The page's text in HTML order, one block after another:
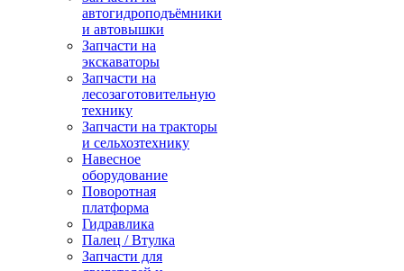
автогидроподъёмники
и автовышки
Запчасти на
экскаваторы
Запчасти на
лесозаготовительную
технику
Запчасти на тракторы
и сельхозтехнику
Навесное
оборудование
Поворотная
платформа
Гидравлика
Палец / Втулка
Запчасти для